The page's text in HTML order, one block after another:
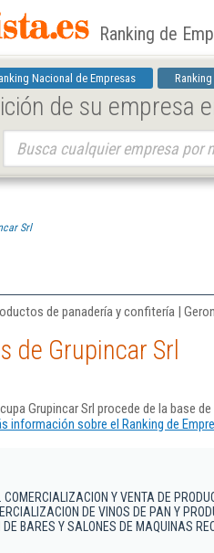
Ranking de
Nacional de Empresas
de su empresa
Srl
de panadería y confitería |
de Grupincar Srl
Grupincar Srl procede de la base
información sobre el Ranking de
COMERCIALIZACION Y VENTA DE
DE VINOS DE PAN Y
DE BARES Y SALONES DE MAQUINAS